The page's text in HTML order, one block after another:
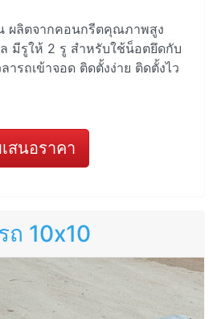
ผลิตจากคอนกรีตคุณภาพสูง
มีรูให้ 2 รู สำหรับใช้น็อตยึดกับ
รถเข้าจอด ติดตั้งง่าย ติดตั้งไว
สนอราคา
10x10